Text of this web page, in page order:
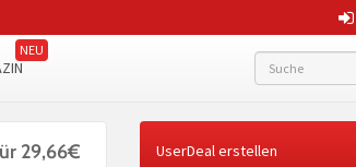
29,66€ UserDeal erstellen